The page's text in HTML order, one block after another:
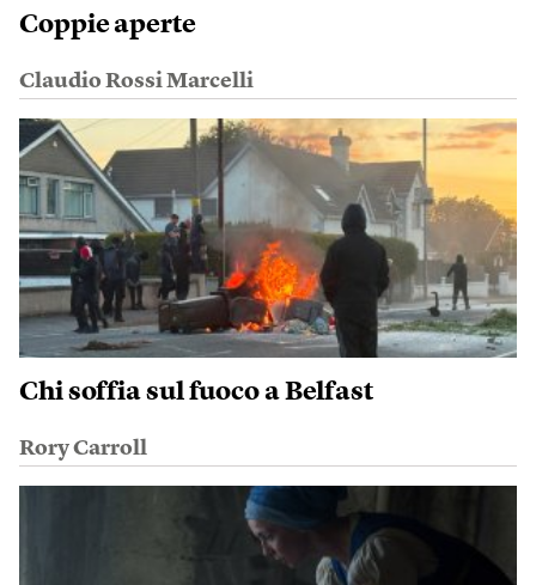
Coppie aperte
Claudio Rossi Marcelli
Chi soffia sul fuoco a Belfast
Rory Carroll